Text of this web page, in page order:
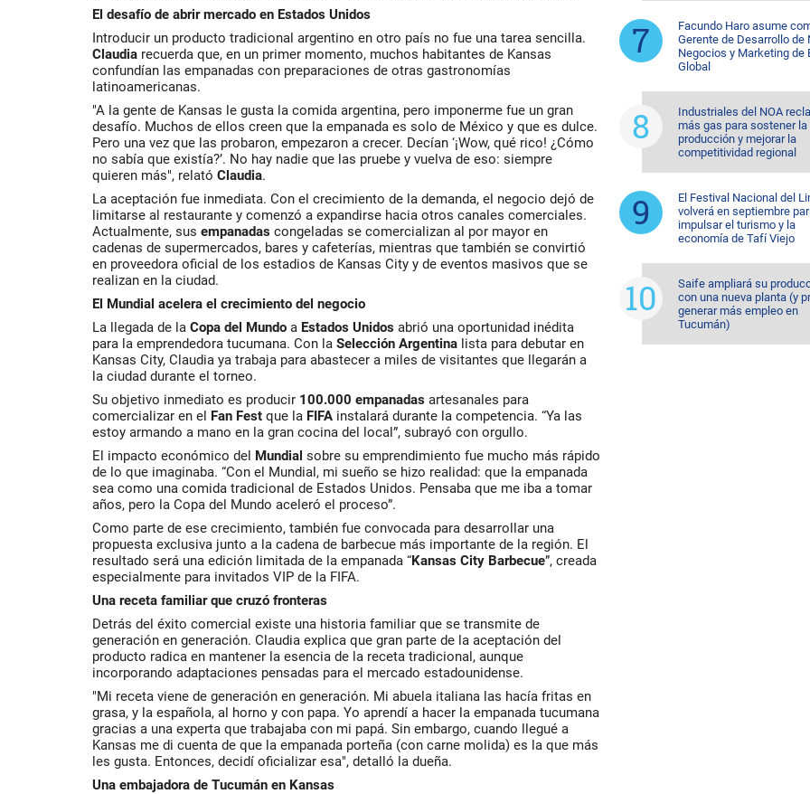
El desafío de abrir mercado en Estados Unidos
Introducir un producto tradicional argentino en otro país no fue una tarea sencilla.
Claudia recuerda que, en un primer momento, muchos habitantes de Kansas
confundían las empanadas con preparaciones de otras gastronomías
latinoamericanas.
"A la gente de Kansas le gusta la comida argentina, pero imponerme fue un gran
desafío. Muchos de ellos creen que la empanada es solo de México y que es dulce.
Pero una vez que las probaron, empezaron a crecer. Decían ‘¡Wow, qué rico! ¿Cómo
no sabía que existía?’. No hay nadie que las pruebe y vuelva de eso: siempre
quieren más", relató Claudia.
La aceptación fue inmediata. Con el crecimiento de la demanda, el negocio dejó de
limitarse al restaurante y comenzó a expandirse hacia otros canales comerciales.
Actualmente, sus empanadas congeladas se comercializan al por mayor en
cadenas de supermercados, bares y cafeterías, mientras que también se convirtió
en proveedora oficial de los estadios de Kansas City y de eventos masivos que se
realizan en la ciudad.
El Mundial acelera el crecimiento del negocio
La llegada de la Copa del Mundo a Estados Unidos abrió una oportunidad inédita
para la emprendedora tucumana. Con la Selección Argentina lista para debutar en
Kansas City, Claudia ya trabaja para abastecer a miles de visitantes que llegarán a
la ciudad durante el torneo.
Su objetivo inmediato es producir 100.000 empanadas artesanales para
comercializar en el Fan Fest que la FIFA instalará durante la competencia. “Ya las
estoy armando a mano en la gran cocina del local”, subrayó con orgullo.
El impacto económico del Mundial sobre su emprendimiento fue mucho más rápido
de lo que imaginaba. “Con el Mundial, mi sueño se hizo realidad: que la empanada
sea como una comida tradicional de Estados Unidos. Pensaba que me iba a tomar
años, pero la Copa del Mundo aceleró el proceso”.
Como parte de ese crecimiento, también fue convocada para desarrollar una
propuesta exclusiva junto a la cadena de barbecue más importante de la región. El
resultado será una edición limitada de la empanada “Kansas City Barbecue”, creada
especialmente para invitados VIP de la FIFA.
Una receta familiar que cruzó fronteras
Detrás del éxito comercial existe una historia familiar que se transmite de
generación en generación. Claudia explica que gran parte de la aceptación del
producto radica en mantener la esencia de la receta tradicional, aunque
incorporando adaptaciones pensadas para el mercado estadounidense.
"Mi receta viene de generación en generación. Mi abuela italiana las hacía fritas en
grasa, y la española, al horno y con papa. Yo aprendí a hacer la empanada tucumana
gracias a una experta que trabajaba con mi papá. Sin embargo, cuando llegué a
Kansas me di cuenta de que la empanada porteña (con carne molida) es la que más
les gusta. Entonces, decidí oficializar esa", detalló la dueña.
Una embajadora de Tucumán en Kansas
Facundo Haro asume
Gerente de Desarrollo de
Negocios y Marketing de
Global
Industriales del NOA
más gas para sostener la
producción y mejorar la
competitividad regional
El Festival Nacional del
volverá en septiembre
impulsar el turismo y la
economía de Tafí Viejo
Saife ampliará su
con una nueva planta (y
generar más empleo en
Tucumán)